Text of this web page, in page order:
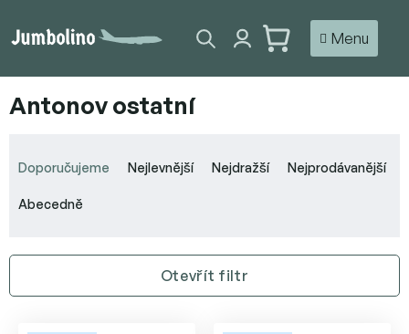
obsah
NÁKUPNÍ
Antonov ostatní
e
p
o
Doporučujeme Nejlevnější Nejdražší Nejprodávanější
Abecedně
Otevřít filtr